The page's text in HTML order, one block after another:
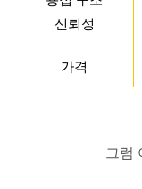
신뢰성
가격
그럼